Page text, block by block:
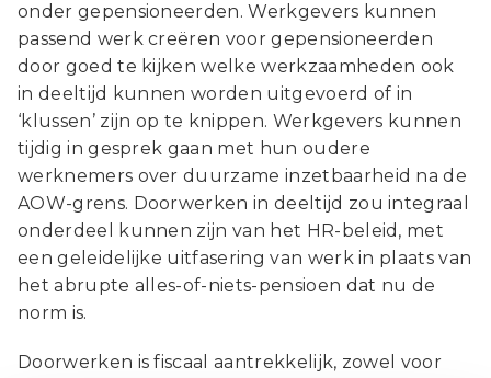
onder gepensioneerden. Werkgevers kunnen
passend werk creëren voor gepensioneerden
door goed te kijken welke werkzaamheden ook
in deeltijd kunnen worden uitgevoerd of in
‘klussen’ zijn op te knippen. Werkgevers kunnen
tijdig in gesprek gaan met hun oudere
werknemers over duurzame inzetbaarheid na de
AOW-grens. Doorwerken in deeltijd zou integraal
onderdeel kunnen zijn van het HR-beleid, met
een geleidelijke uitfasering van werk in plaats van
het abrupte alles-of-niets-pensioen dat nu de
norm is.
Doorwerken is fiscaal aantrekkelijk, zowel voor